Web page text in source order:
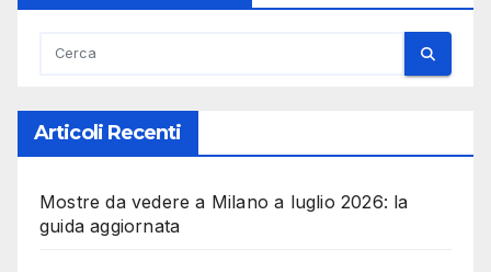
Articoli Recenti
Mostre da vedere a Milano a luglio 2026: la
guida aggiornata